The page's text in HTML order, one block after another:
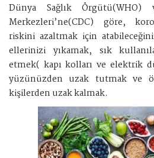
Dünya Sağlık Örgütü(WHO)
Merkezleri’ne(CDC) göre,
riskini azaltmak için
ellerinizi yıkamak, sık
etmek( kapı kolları ve elektrik
yüzünüzden uzak tutmak ve
kişilerden uzak kalmak.